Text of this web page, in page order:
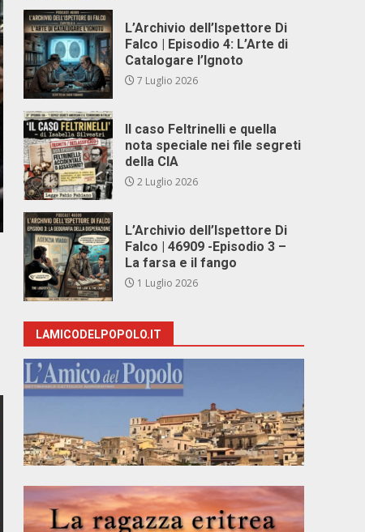
L’Archivio dell’Ispettore Di
Falco | Episodio 4: L’Arte di
Catalogare l’Ignoto
7 Luglio 2026
Il caso Feltrinelli e quella
nota speciale nei file segreti
della CIA
2 Luglio 2026
L’Archivio dell’Ispettore Di
Falco | 46909 -Episodio 3 –
La farsa e il fango
1 Luglio 2026
LAMICODELPOPOLO.IT